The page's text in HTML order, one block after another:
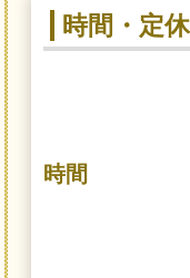
時間・定
時間